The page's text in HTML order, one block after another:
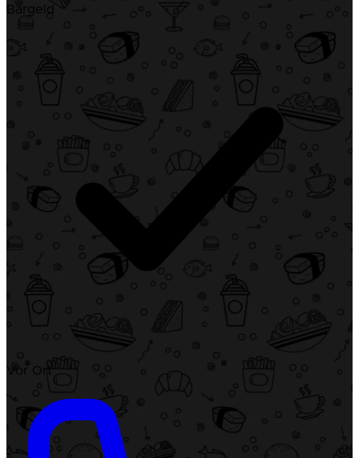
Bargeld
Vor Ort